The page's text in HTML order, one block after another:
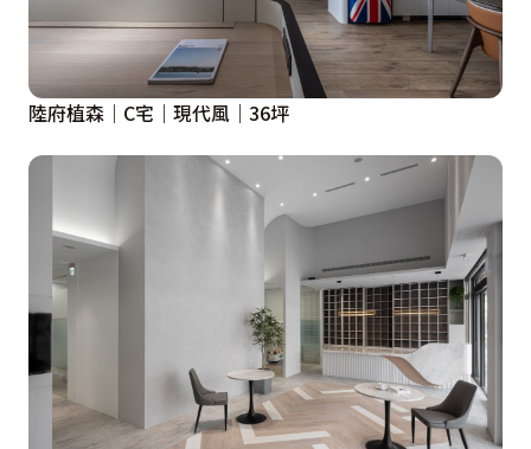
陸府植森｜C宅｜現代風｜36坪